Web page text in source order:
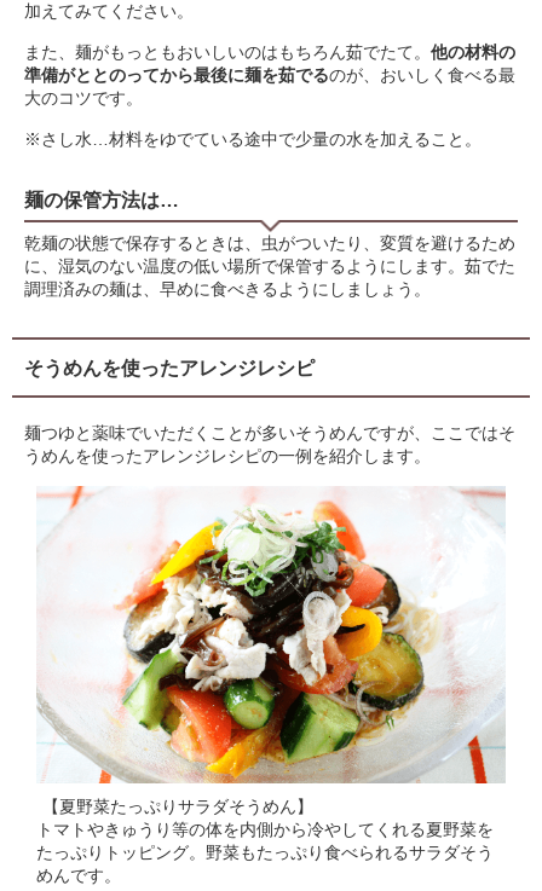
加えてみてください。
また、麺がもっともおいしいのはもちろん茹でたて。 他の材料の
準備がととのってから最後に麺を茹でるのが、おいしく食べる最
大のコツです。
※さし水…材料をゆでている途中で少量の水を加えること。
麺の保管方法は…
乾麺の状態で保存するときは、虫がついたり、変質を避けるため
に、湿気のない温度の低い場所で保管するようにします。茹でた
調理済みの麺は、早めに食べきるようにしましょう。
そうめんを使ったアレンジレシピ
麺つゆと薬味でいただくことが多いそうめんですが、ここではそ
うめんを使ったアレンジレシピの一例を紹介します。
【夏野菜たっぷりサラダそうめん】
トマトやきゅうり等の体を内側から冷やしてくれる夏野菜を
たっぷりトッピング。野菜もたっぷり食べられるサラダそう
めんです。